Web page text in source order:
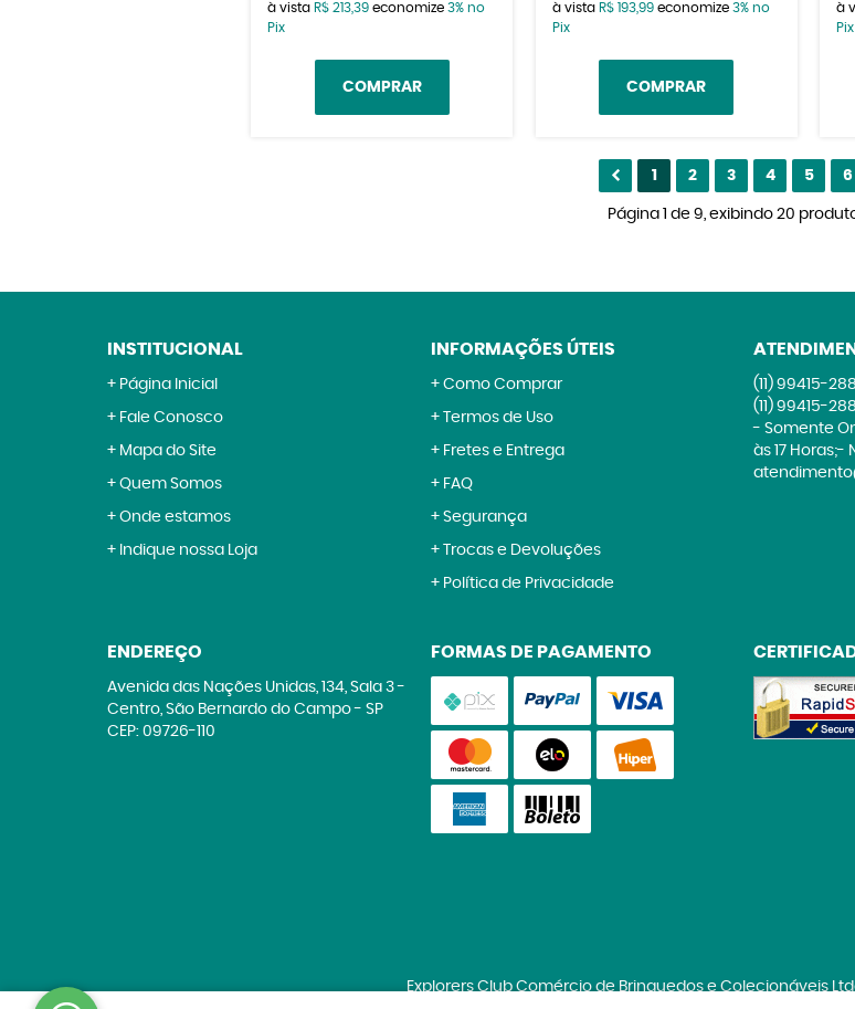
à vista R$ 213,39 economize3% no
Pix
COMPRAR
à vista R$ 193,99economize 3% no
Pix
COMPRAR
à
Pix
1 2 3 4 5 6
Página 1 de 9, exibindo 20
INSTITUCIONAL
Página Inicial
Fale Conosco
Mapa do Site
Quem Somos
Onde estamos
Indique nossa Loja
INFORMAÇÕES ÚTEIS
Como Comprar
Termos de Uso
Fretes e Entrega
FAQ
Segurança
Trocas e Devoluções
Política de Privacidade
(11) 99415-
(11) 99415-
- Somente
às 17
ENDEREÇO
Avenida das Nações Unidas, 134, Sala 3-
Centro, São Bernardo do Campo- SP
CEP: 09726-110
FORMAS DE PAGAMENTO
Explorers Club Comércio de Brinquedos e Colecionáveis